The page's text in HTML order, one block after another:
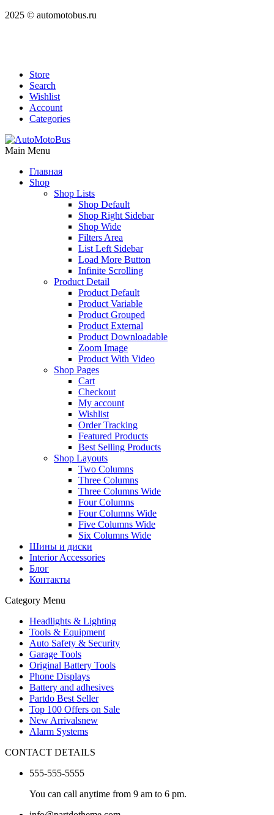
2025 © automotobus.ru
Store
Search
Wishlist
Account
Categories
Main Menu
Главная
Shop
Shop Lists
Shop Default
Shop Right Sidebar
Shop Wide
Filters Area
List Left Sidebar
Load More Button
Infinite Scrolling
Product Detail
Product Default
Product Variable
Product Grouped
Product External
Product Downloadable
Zoom Image
Product With Video
Shop Pages
Cart
Checkout
My account
Wishlist
Order Tracking
Featured Products
Best Selling Products
Shop Layouts
Two Columns
Three Columns
Three Columns Wide
Four Columns
Four Columns Wide
Five Columns Wide
Six Columns Wide
Шины и диски
Interior Accessories
Блог
Контакты
Category Menu
Headlights & Lighting
Tools & Equipment
Auto Safety & Security
Garage Tools
Original Battery Tools
Phone Displays
Battery and adhesives
Partdo Best Seller
Top 100 Offers on Sale
New Arrivalsnew
Alarm Systems
CONTACT DETAILS
555-555-5555
You can call anytime from 9 am to 6 pm.